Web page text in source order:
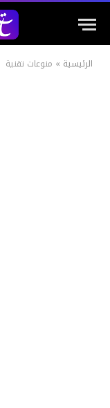
الرئيسية » منوعات تقنية